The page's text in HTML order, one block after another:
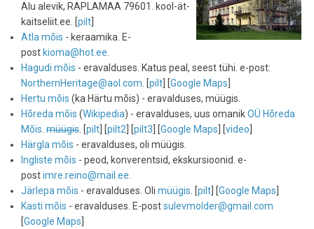
Alu alevik, RAPLAMAA 79601. kool-ät-
kaitseliit.ee. [pilt
Atla mõis - keraamika. E-
post kioma@hot.ee.
Hagudi mõis - eravalduses. Katus peal, seest tühi. e-post:
NorthernHeritage@aol.com. [pilt ] [Google Maps
Hertu mõis (ka Härtu mõis) - eravalduses, müügis.
Hõreda mõis (Wikipedia) - eravalduses, uus omanikOÜ Hõreda
Mõis. müügis. [pilt ] [pilt2 ] [pilt3 ] [Google Maps ] [video
Härgla mõis - eravalduses, oli müügis.
Ingliste mõis - peod, konverentsid, ekskursioonid. e-
postimre.reino@mail.ee.
Järlepa mõis - eravalduses. Oli müügis. [pilt ] [Google Maps
Kasti mõis - eravalduses. E-postsulevmolder@gmail.com
[Google Maps